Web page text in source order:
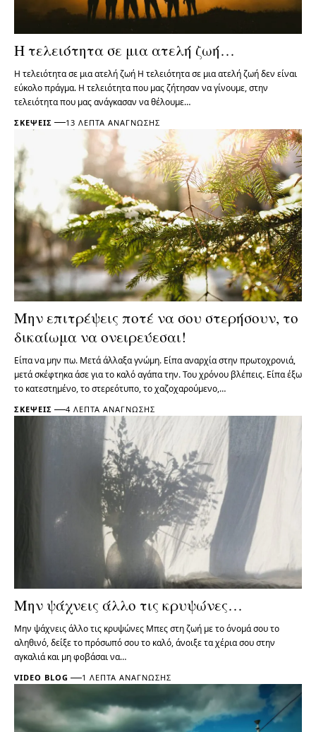
Η τελειότητα σε μια ατελή ζωή…
Η τελειότητα σε μια ατελή ζωή Η τελειότητα σε μια ατελή ζωή δεν είναι
εύκολο πράγμα. Η τελειότητα που μας ζήτησαν να γίνουμε, στην
τελειότητα που μας ανάγκασαν να θέλουμε…
ΣΚΈΨΕΙΣ 13 ΛΕΠΤΆ ΑΝΆΓΝΩΣΗΣ
Μην επιτρέψεις ποτέ να σου στερήσουν, το
δικαίωμα να ονειρεύεσαι!
Είπα να μην πω. Μετά άλλαξα γνώμη. Είπα αναρχία στην πρωτοχρονιά,
μετά σκέφτηκα άσε για το καλό αγάπα την. Του χρόνου βλέπεις. Είπα έξω
το κατεστημένο, το στερεότυπο, το χαζοχαρούμενο,…
ΣΚΈΨΕΙΣ 4 ΛΕΠΤΆ ΑΝΆΓΝΩΣΗΣ
Μην ψάχνεις άλλο τις κρυψώνες…
Μην ψάχνεις άλλο τις κρυψώνες Μπες στη ζωή με το όνομά σου το
αληθινό, δείξε το πρόσωπό σου το καλό, άνοιξε τα χέρια σου στην
αγκαλιά και μη φοβάσαι να…
VIDEO BLOG 1 ΛΕΠΤΆ ΑΝΆΓΝΩΣΗΣ